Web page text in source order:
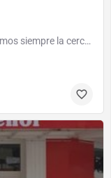
En Electrodomésticos Arturo hemos buscamos siempre la cercanía con el cliente, por eso seguimos siendo "tu…